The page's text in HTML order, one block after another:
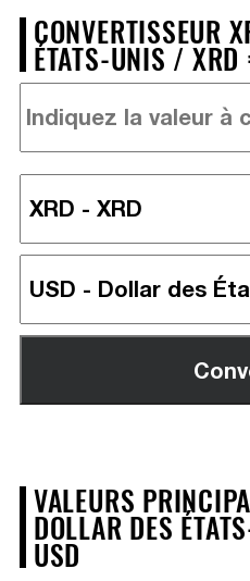
CONVERTISSEUR
ÉTATS-UNIS / XRD
VALEURS
DOLLAR DES
USD